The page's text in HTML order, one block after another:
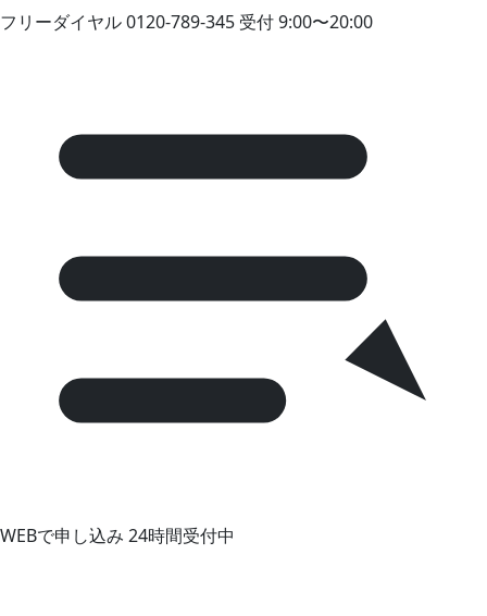
フリーダイヤル0120-789-345 受付 9:00〜20:00
WEBで申し込み 24時間受付中